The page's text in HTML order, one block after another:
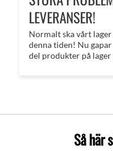
LEVERANSER!
Normalt ska vårt
denna tiden! Nu
del produkter på
Så här